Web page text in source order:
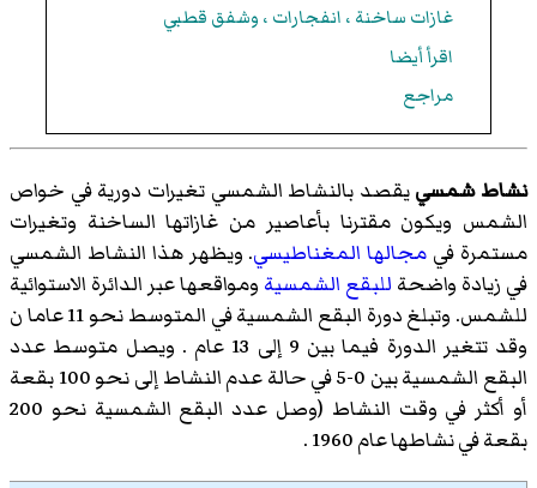
غازات ساخنة ، انفجارات ، وشفق قطبي
اقرأ أيضا
مراجع
نشاط شمسييقصد بالنشاط الشمسي تغيرات دورية في خواص
الشمس ويكون مقترنا بأعاصير من غازاتها الساخنة وتغيرات
مستمرة في مجالها المغناطيسي. ويظهر هذا النشاط الشمسي
في زيادة واضحة للبقع الشمسية ومواقعها عبر الدائرة الاستوائية
للشمس. وتبلغ دورة البقع الشمسية في المتوسط نحو 11 عاما ن
وقد تتغير الدورة فيما بين 9 إلى 13 عام . ويصل متوسط عدد
البقع الشمسية بين 0-5 في حالة عدم النشاط إلى نحو 100 بقعة
أو أكثر في وقت النشاط (وصل عدد البقع الشمسية نحو 200
بقعة في نشاطها عام 1960 .